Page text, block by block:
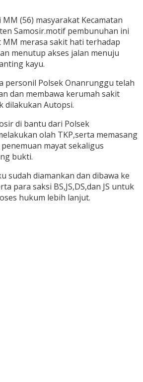
(56) masyarakat Kecamatan
Samosir.motif pembunuhan ini
merasa sakit hati terhadap
menutup akses jalan menuju
kayu.
personil Polsek Onanrunggu telah
dan membawa kerumah sakit
dilakukan Autopsi.
di bantu dari Polsek
olah TKP,serta memasang
mayat sekaligus
bukti.
sudah diamankan dan dibawa ke
para saksi BS,JS,DS,dan JS untuk
hukum lebih lanjut.